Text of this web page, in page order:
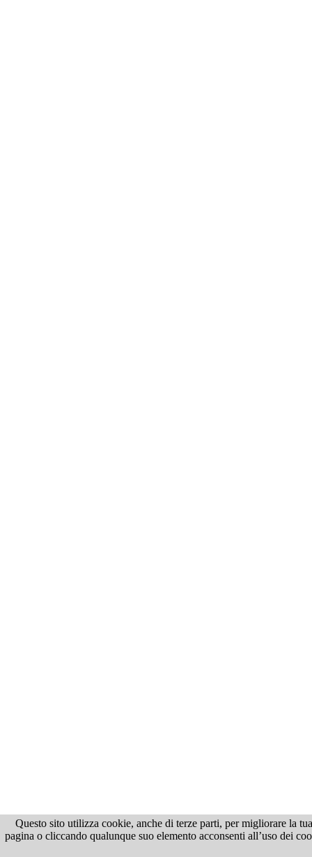
Questo sito utilizza cookie, anche di terze parti, per migliorare la
pagina o cliccando qualunque suo elemento acconsenti all’uso dei